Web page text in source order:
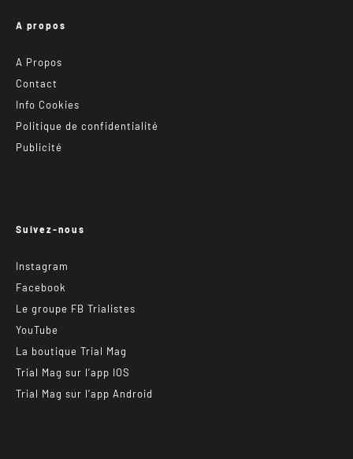
A propos
A Propos
Contact
Info Cookies
Politique de confidentialité
Publicité
Suivez-nous
Instagram
Facebook
Le groupe FB Trialistes
YouTube
La boutique Trial Mag
Trial Mag sur l’app IOS
Trial Mag sur l’app Android